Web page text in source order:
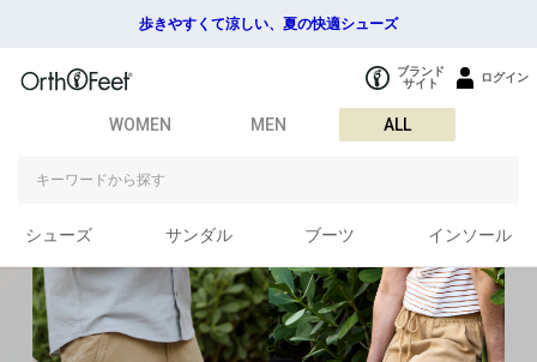
歩きやすくて涼しい、夏の快適シューズ
シューズ サンダル ブーツ インソール
ブランド
サイト
ログイン
WOMEN MEN ALL